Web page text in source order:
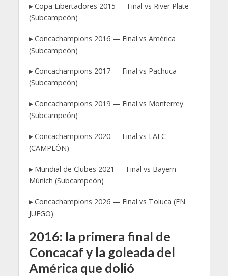
▸Copa Libertadores 2015 — Final vs River Plate
(Subcampeón)
▸Concachampions 2016 — Final vs América
(Subcampeón)
▸Concachampions 2017 — Final vs Pachuca
(Subcampeón)
▸Concachampions 2019 — Final vs Monterrey
(Subcampeón)
▸Concachampions 2020 — Final vs LAFC
(CAMPEÓN)
▸ Mundial de Clubes 2021 — Final vs Bayern
Múnich (Subcampeón)
▸Concachampions 2026 — Final vs Toluca (EN
JUEGO)
2016: la primera final de
Concacaf y la goleada del
América que dolió